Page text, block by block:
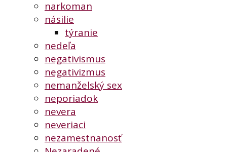
narkoman
násilie
týranie
nedeľa
negativismus
negativizmus
nemanželský sex
neporiadok
nevera
neveriaci
nezamestnanosť